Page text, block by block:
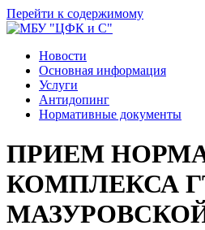
Перейти к содержимому
Новости
Основная информация
Услуги
Антидопинг
Нормативные документы
ПРИЕМ
КОМПЛЕКСА